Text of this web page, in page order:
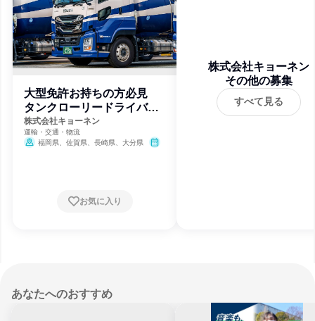
大型免許お持ちの方必見
タンクローリードライバ
ー 夜勤なし
株式会社キョーネン
運輸・交通・物流
福岡県、佐賀県、長崎県、大分県
お気に入り
株式会社キョーネン
その他の募集
すべて見る
あなたへのおすすめ